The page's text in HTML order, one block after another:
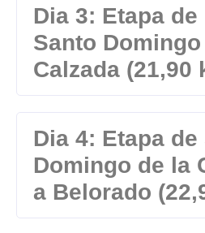
Dia 3: Etapa de
Santo
Calzada (21,90
Dia 4: Etapa de
Domingo de la
a Belorado